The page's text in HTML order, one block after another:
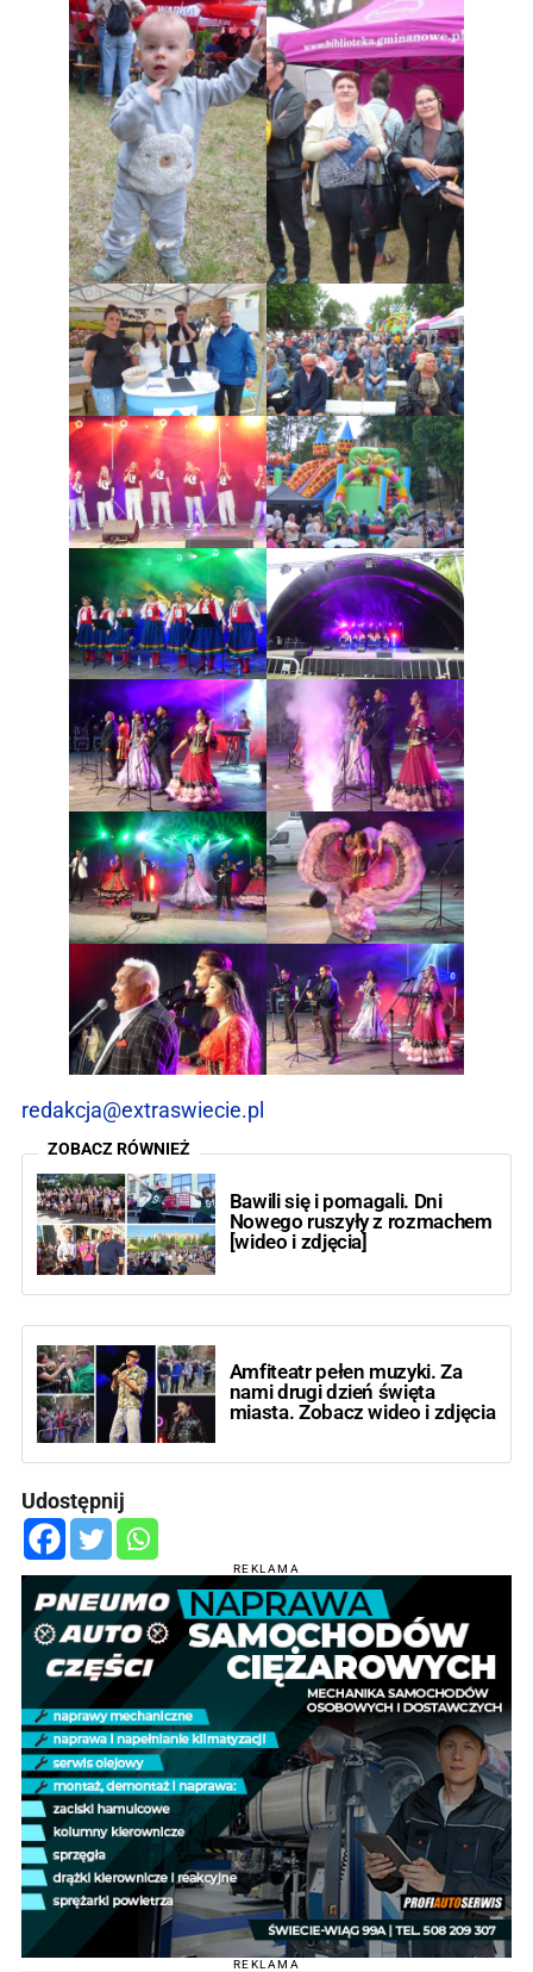
redakcja@extraswiecie.pl
ZOBACZ RÓWNIEŻ
Bawili się i pomagali. Dni
Nowego ruszyły z rozmachem
[wideo i zdjęcia]
Amfiteatr pełen muzyki. Za
nami drugi dzień święta
miasta. Zobacz wideo i zdjęcia
Udostępnij
REKLAMA
REKLAMA